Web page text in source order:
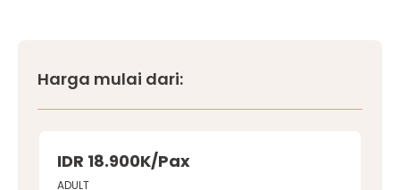
Harga mulai dari:
IDR 18.900K/Pax
ADULT